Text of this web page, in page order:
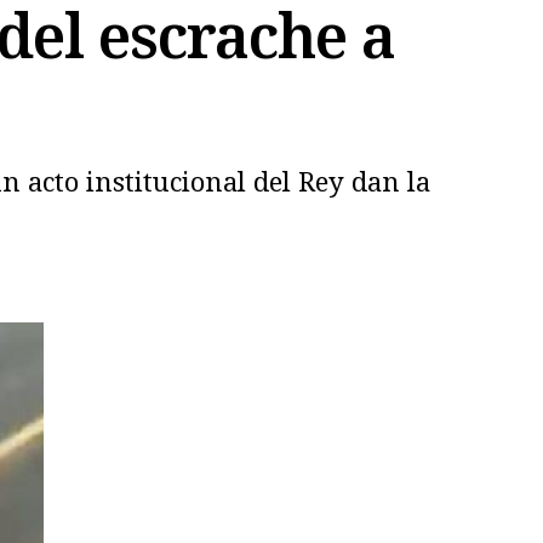
escrache a
acto institucional del Rey dan la